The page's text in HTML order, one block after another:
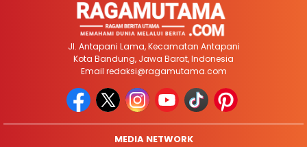
Jl. Antapani Lama, Kecamatan Antapani
Kota Bandung, Jawa Barat, Indonesia
Email redaksi@ragamutama.com
MEDIA NETWORK